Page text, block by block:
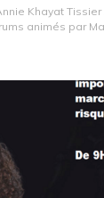
Khayat
animés par